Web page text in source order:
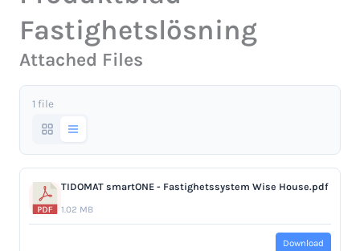
Fastighetslösning
Attached Files
1 file
TIDOMAT smartONE - Fastighetssystem Wise House.pdf
1.02 MB
Download